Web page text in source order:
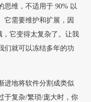
思维，不适用于 90% 以
它需要维护和扩展，因
它变得太复杂了。让我
们就可以冻结多年的功
进地将软件分割成类似
于复杂/繁琐/庞大时，你